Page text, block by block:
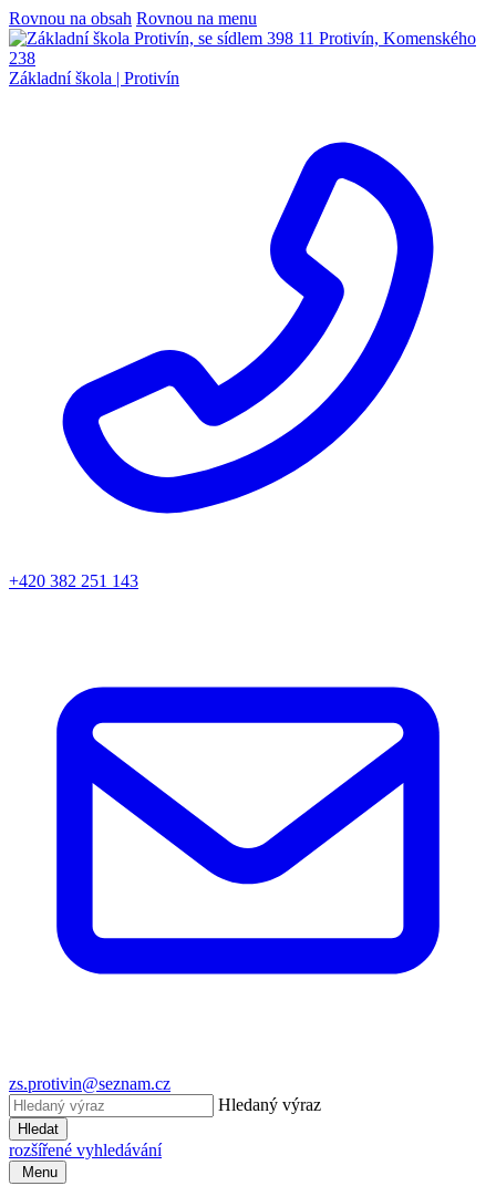
Rovnou na obsah Rovnou na menu
Základní škola | Protivín
+420 382 251 143
zs.protivin@seznam.cz
Hledaný výraz
Hledat
rozšířené vyhledávání
Menu